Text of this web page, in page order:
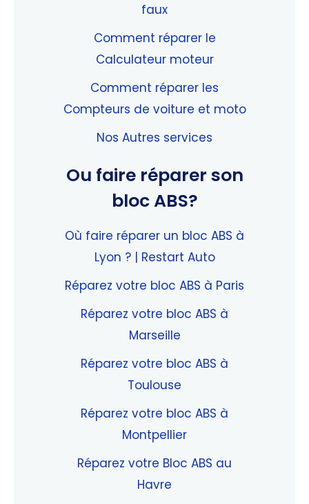
faux
Comment réparer le
Calculateur moteur
Comment réparer les
Compteurs de voiture et moto
Nos Autres services
Ou faire réparer son
bloc ABS?
Où faire réparer un bloc ABS à
Lyon ? | Restart Auto
Réparez votre bloc ABS à Paris
Réparez votre bloc ABS à
Marseille
Réparez votre bloc ABS à
Toulouse
Réparez votre bloc ABS à
Montpellier
Réparez votre Bloc ABS au
Havre